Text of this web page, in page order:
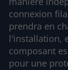
connexion
prendra en
l'installation,
composant
pour une